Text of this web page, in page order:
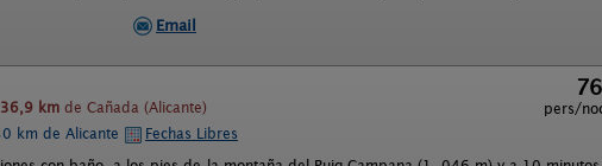
Email
36,9 km de Cañada (Alicante)
pers/
km de Alicante
Fechas Libres